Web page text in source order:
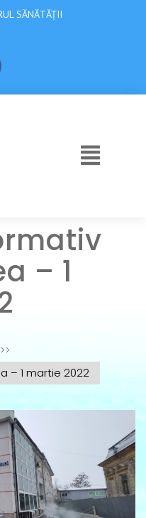
SĂNĂTĂȚII
– 1
>>
– 1 martie 2022